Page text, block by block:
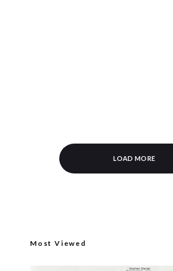
LOAD MORE
Most Viewed